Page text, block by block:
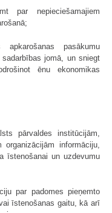
par nepieciešamajiem
pasākumu
jomā, un sniegt
ēnu ekonomikas
pārvaldes institūcijām,
informāciju,
īstenošanai un uzdevumu
par padomes pieņemto
īstenošanas gaitu, kā arī